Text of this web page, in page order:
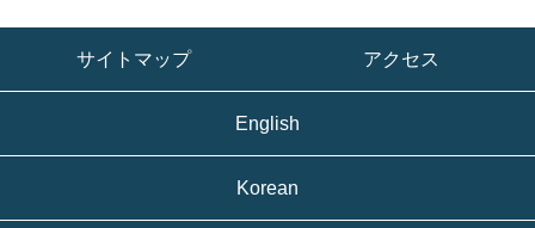
サイトマップ アクセス
English
Korean